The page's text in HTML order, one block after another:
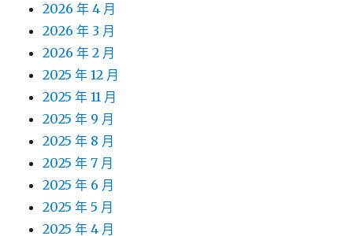
2026 年 4 月
2026 年 3 月
2026 年 2 月
2025 年 12 月
2025 年 11 月
2025 年 9 月
2025 年 8 月
2025 年 7 月
2025 年 6 月
2025 年 5 月
2025 年 4 月